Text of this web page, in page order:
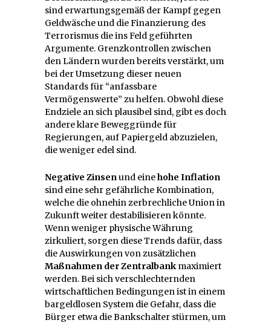
sind erwartungsgemäß der Kampf gegen
Geldwäsche und die Finanzierung des
Terrorismus die ins Feld geführten
Argumente. Grenzkontrollen zwischen
den Ländern wurden bereits verstärkt, um
bei der Umsetzung dieser neuen
Standards für “anfassbare
Vermögenswerte” zu helfen. Obwohl diese
Endziele an sich plausibel sind, gibt es doch
andere klare Beweggründe für
Regierungen, auf Papiergeld abzuzielen,
die weniger edel sind.
Negative Zinsenund einehohe Inflation
sind eine sehr gefährliche Kombination,
welche die ohnehin zerbrechliche Union in
Zukunft weiter destabilisieren könnte.
Wenn weniger physische Währung
zirkuliert, sorgen diese Trends dafür, dass
die Auswirkungen von zusätzlichen
Maßnahmen derZentralbank maximiert
werden. Bei sich verschlechternden
wirtschaftlichen Bedingungen ist in einem
bargeldlosen System die Gefahr, dass die
Bürger etwa die Bankschalter stürmen, um